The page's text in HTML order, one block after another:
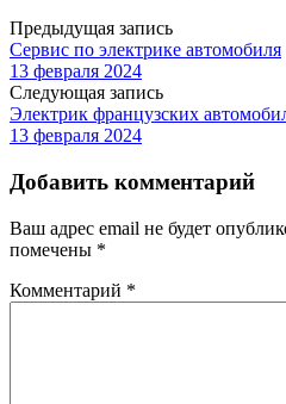
Предыдущая запись
Сервис по электрике автомобиля
13 февраля 2024
Следующая запись
Электрик французских
13 февраля 2024
Добавить комментарий
Ваш адрес email не будет
помечены *
Комментарий *